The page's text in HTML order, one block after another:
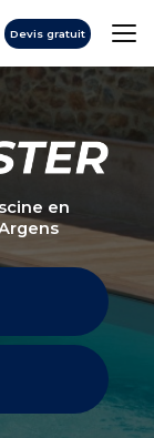
Devis gratuit
en